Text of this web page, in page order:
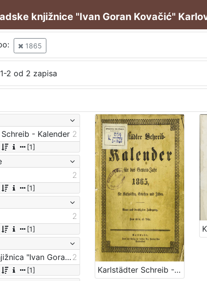
knjižnice "Ivan Goran Kovačić"
1865
2 od 2 zapisa
- Kalender 2
[1]
2
[1]
2
[1]
Gradska knjižnica "Ivan Goran Kovačić" Karlovac 2
[1] Karlstädter Schreib - Kalender – 1865